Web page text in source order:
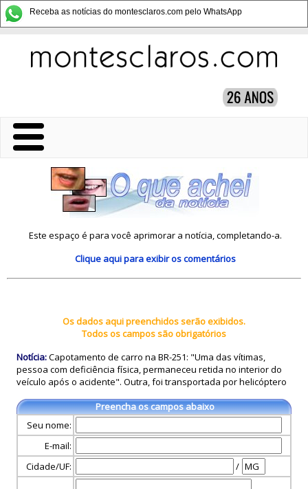
Receba as notícias do montesclaros.com pelo WhatsApp
Este espaço é para você aprimorar a notícia, completando-a.
Clique aquipara exibir os comentários
Os dados aqui preenchidos serão exibidos.
Todos os campos são obrigatórios
Notícia:Capotamento de carro na BR-251: "Uma das vítimas,
pessoa com deficiência física, permaneceu retida no interior do
veículo após o acidente". Outra, foi transportada por helicóptero
Preencha os campos abaixo
Seu nome:
E-mail:
Cidade/UF:
/